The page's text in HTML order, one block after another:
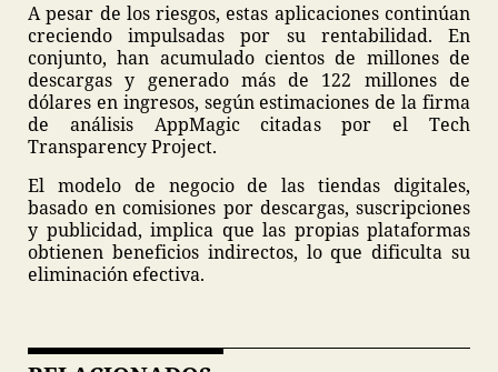
A pesar de los riesgos, estas aplicaciones continúan
creciendo impulsadas por su rentabilidad. En
conjunto, han acumulado cientos de millones de
descargas y generado más de 122 millones de
dólares en ingresos, según estimaciones de la firma
de análisis AppMagic citadas por el Tech
Transparency Project.
El modelo de negocio de las tiendas digitales,
basado en comisiones por descargas, suscripciones
y publicidad, implica que las propias plataformas
obtienen beneficios indirectos, lo que dificulta su
eliminación efectiva.